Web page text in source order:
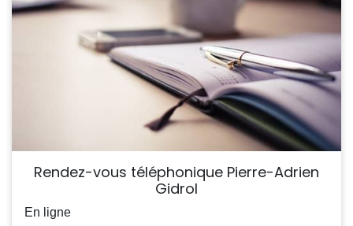
Rendez-vous téléphonique Pierre-Adrien
Gidrol
En ligne